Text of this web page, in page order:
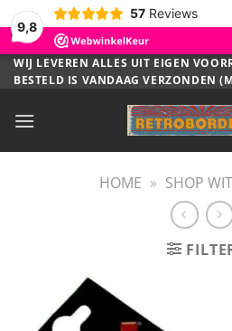
9,8
57 Reviews
Ga
naar
WIJ LEVEREN ALLES UIT EIGEN
BESTELD IS VANDAAG VERZONDEN
HOME » SHOP